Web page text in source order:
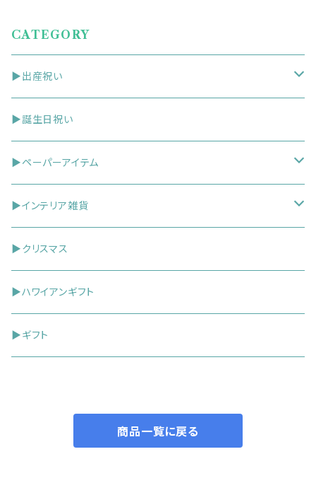
CATEGORY
▶出産祝い
①おむつケーキ
②スタイ
③出産祝いギフトセット
▶誕生日祝い
▶ペーパーアイテム
お祝い袋
ガーランド
ポチ袋
ケーキトッパー（ピック）
▶インテリア雑貨
ドアプレート
▶クリスマス
▶ハワイアンギフト
▶ギフト
商品一覧に戻る